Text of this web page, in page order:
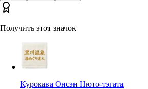
Получить этот значок
Курокава Онсэн Нюто-тэгата